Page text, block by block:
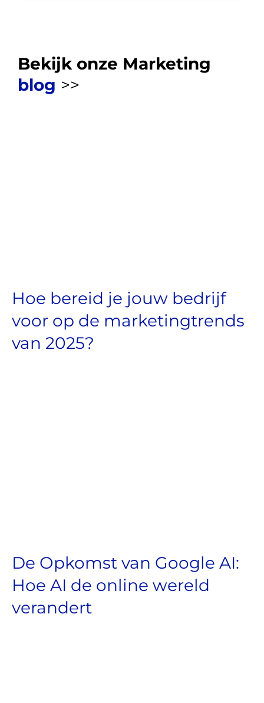
Bekijk onze Marketing
blog >>
Hoe bereid je jouw bedrijf
voor op de marketingtrends
van 2025?
De Opkomst van Google AI:
Hoe AI de online wereld
verandert